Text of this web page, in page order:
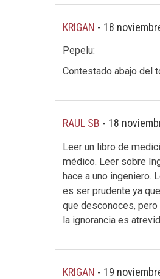
KRIGAN - 18
Pepelu:
Contestado abajo del
RAUL SB - 18
Leer un libro de
médico. Leer sobre
hace a uno ingeniero.
es ser prudente ya
que desconoces,
la ignorancia es
KRIGAN - 19